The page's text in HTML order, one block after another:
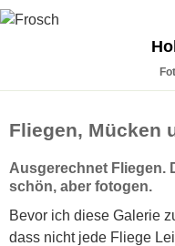
Fliegen, Mücken
Ausgerechnet Fliegen.
schön, aber fotogen.
Bevor ich diese Galerie
dass nicht jede Fliege